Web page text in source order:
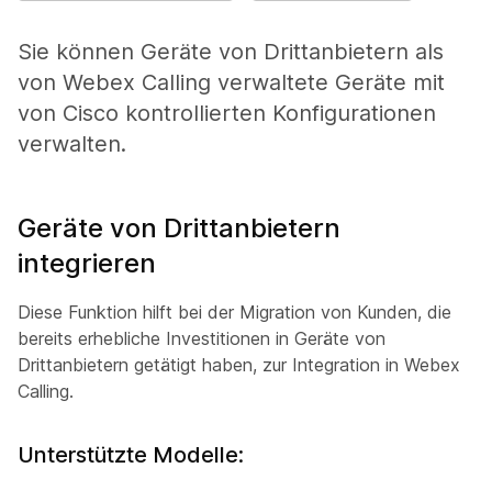
Sie können Geräte von Drittanbietern als
von Webex Calling verwaltete Geräte mit
von Cisco kontrollierten Konfigurationen
verwalten.
Geräte von Drittanbietern
integrieren
Diese Funktion hilft bei der Migration von Kunden, die
bereits erhebliche Investitionen in Geräte von
Drittanbietern getätigt haben, zur Integration in Webex
Calling.
Unterstützte Modelle: